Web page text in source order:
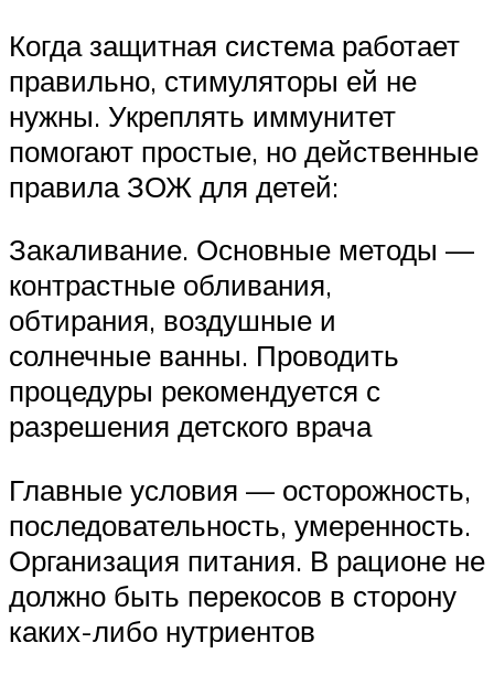
Когда защитная система работает
правильно, стимуляторы ей не
нужны. Укреплять иммунитет
помогают простые, но действенные
правила ЗОЖ для детей:
Закаливание. Основные методы —
контрастные обливания,
обтирания, воздушные и
солнечные ванны. Проводить
процедуры рекомендуется с
разрешения детского врача
Главные условия — осторожность,
последовательность, умеренность.
Организация питания. В рационе не
должно быть перекосов в сторону
каких-либо нутриентов